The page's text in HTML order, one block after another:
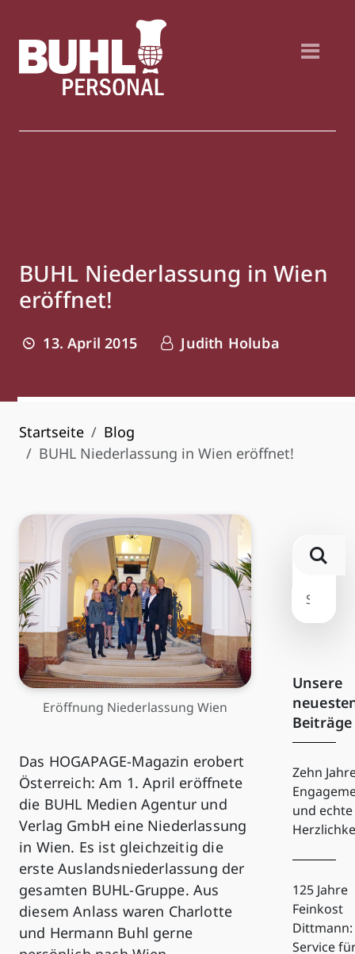
BUHL Niederlassung in Wien
eröffnet!
13. April 2015 Judith Holuba
Startseite
Blog
BUHL Niederlassung in Wien eröffnet!
Eröffnung Niederlassung Wien
Das HOGAPAGE-Magazin erobert
Österreich: Am 1. April eröffnete
die BUHL Medien Agentur und
Verlag GmbH eine Niederlassung
in Wien. Es ist gleichzeitig die
erste Auslandsniederlassung der
gesamten BUHL-Gruppe. Aus
diesem Anlass waren Charlotte
und Hermann Buhl gerne
Unsere
Beiträge
Zehn
und echte
125 Jahre
Feinkost
Dittmann:
Service